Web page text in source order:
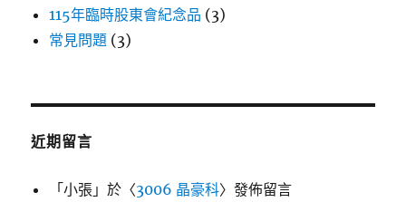
115年臨時股東會紀念品 (3)
常見問題 (3)
近期留言
「小張 」於〈3006 晶豪科〉發佈留言